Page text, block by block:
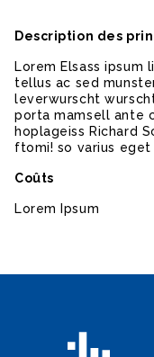
Description des
Lorem Elsass ipsum
tellus ac sed
leverwurscht
porta mamsell ante
hoplageiss Richard
ftomi! so varius eget
Coûts
Lorem Ipsum